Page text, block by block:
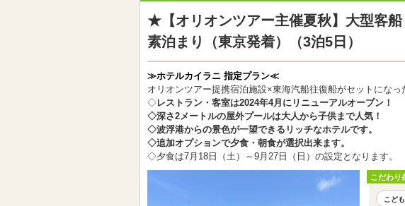
★【オリオンツアー主催夏秋】大型客
素泊まり（東京発着）（3泊5日）
≫ホテルカイラニ 指定プラン≪
オリオンツアー提携宿泊施設×東海汽船往復船がセットになっ
◇レストラン・客室は2024年4月にリニューアルオープン！
◇深さ2メートルの屋外プールは大人から子供まで人気！
◇波浮港からの景色が一望できるリッチなホテルです。
◇追加オプションで夕食・朝食が選択出来ます。
◇夕食は7月18日（土）～9月27日（日）の設定となります。
こだわり
こど